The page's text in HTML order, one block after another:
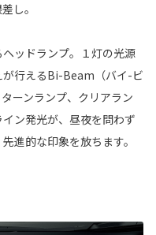
し。
ッドランプ。１灯の光源
が行えるBi-Beam（バイ-ビ
ーンランプ、クリアラン
ン発光が、昼夜を問わず
進的な印象を放ちます。